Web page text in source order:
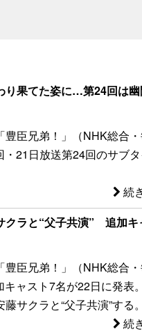
り果てた姿に…第24回は
臣兄弟！」（NHK総合
21日放送第24回のサブ
続
クラと“父子共演” 追加
臣兄弟！」（NHK総合
ャスト7名が22日に発表
サクラと“父子共演”する。
続